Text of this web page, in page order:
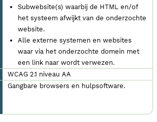
Subwebsite(s) waarbij de HTML en/of
het systeem afwijkt van de onderzochte
website.
Alle externe systemen en websites
waar via het onderzochte domein met
een link naar wordt verwezen.
WCAG 2.1 niveau AA
Gangbare browsers en hulpsoftware.